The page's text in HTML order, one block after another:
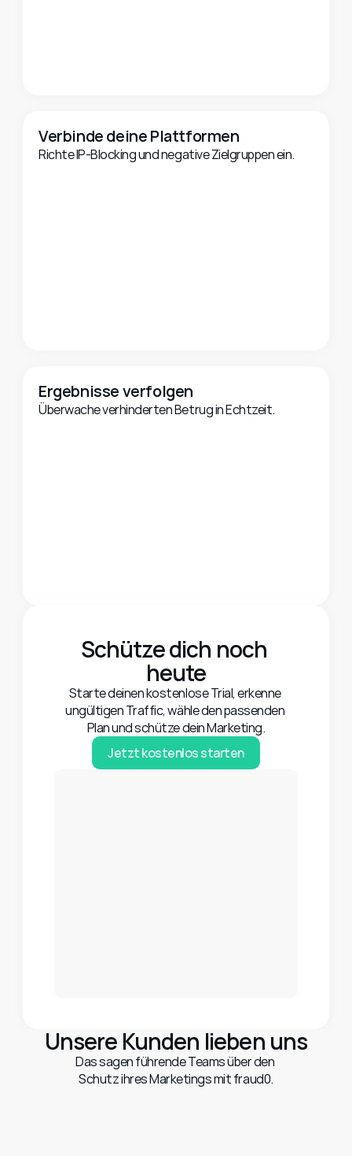
Verbinde deine Plattformen
Richte IP-Blocking und negative Zielgruppen ein.
Ergebnisse verfolgen
Überwache verhinderten Betrug in Echtzeit.
Schütze dich noch
heute
Starte deinen kostenlose Trial, erkenne
ungültigen Traffic, wähle den passenden
Plan und schütze dein Marketing.
Jetzt kostenlos starten
Unsere Kunden lieben uns
Das sagen führende Teams über den
Schutz ihres Marketings mit fraud0.